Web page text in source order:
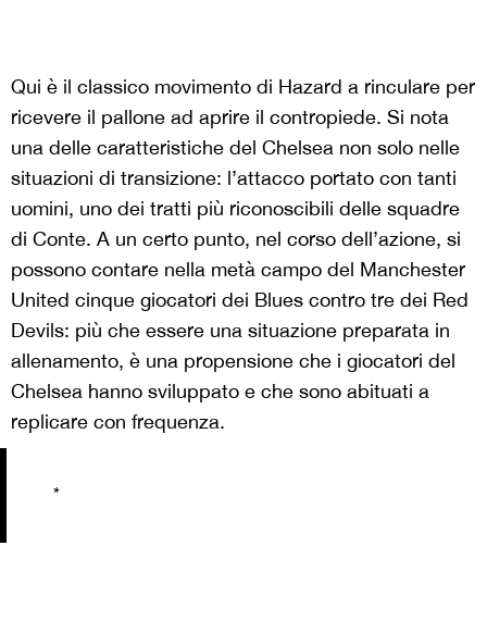
Qui è il classico movimento di Hazard a rinculare per
ricevere il pallone ad aprire il contropiede. Si nota
una delle caratteristiche del Chelsea non solo nelle
situazioni di transizione: l’attacco portato con tanti
uomini, uno dei tratti più riconoscibili delle squadre
di Conte. A un certo punto, nel corso dell’azione, si
possono contare nella metà campo del Manchester
United cinque giocatori dei Blues contro tre dei Red
Devils: più che essere una situazione preparata in
allenamento, è una propensione che i giocatori del
Chelsea hanno sviluppato e che sono abituati a
replicare con frequenza.
*